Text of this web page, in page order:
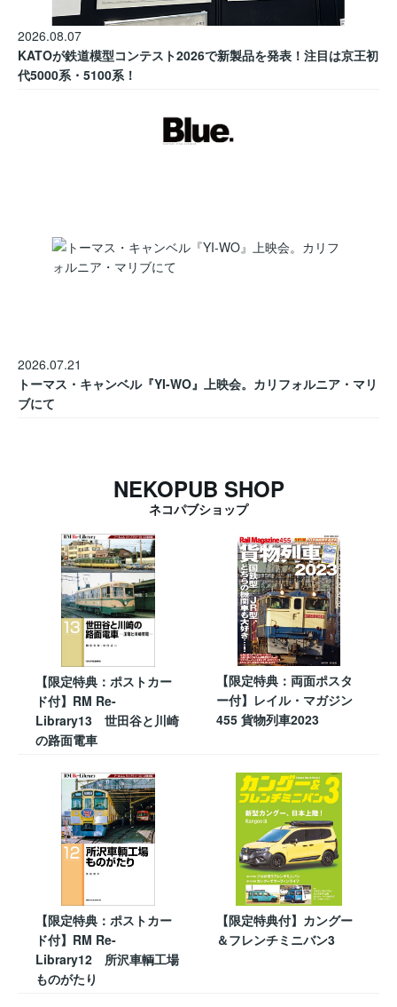
2026.08.07
KATOが鉄道模型コンテスト2026で新製品を発表！注目は京王初
代5000系・5100系！
2026.07.21
トーマス・キャンベル『YI-WO』上映会。カリフォルニア・マリ
ブにて
NEKOPUB SHOP
ネコパブショップ
【限定特典：ポストカー
ド付】RM Re-
Library13 世田谷と川崎
の路面電車
【限定特典：両面ポスタ
ー付】レイル・マガジン
455 貨物列車2023
【限定特典：ポストカー
ド付】RM Re-
Library12 所沢車輌工場
ものがたり
【限定特典付】カングー
＆フレンチミニバン3